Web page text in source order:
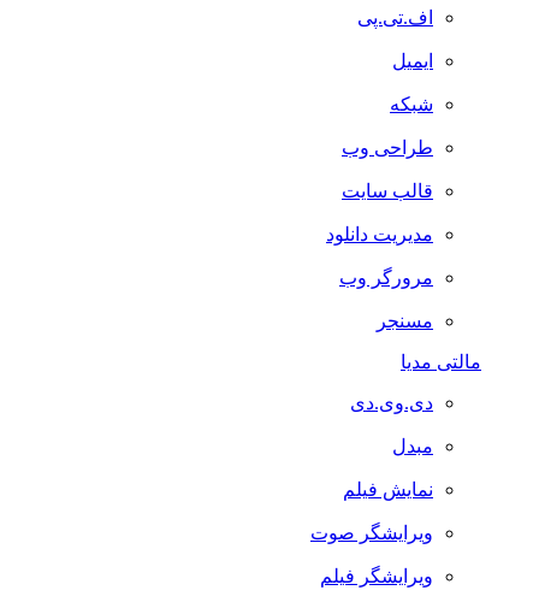
اف.تی.پی
ایمیل
شبکه
طراحی وب
قالب سایت
مدیریت دانلود
مرورگر وب
مسنجر
مالتی مدیا
دی.وی.دی
مبدل
نمایش فیلم
ویرایشگر صوت
ویرایشگر فیلم